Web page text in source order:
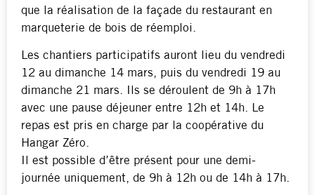
que la réalisation de la façade du restaurant en
marqueterie de bois de réemploi.
Les chantiers participatifs auront lieu du vendredi
12 au dimanche 14 mars, puis du vendredi 19 au
dimanche 21 mars. Ils se déroulent de 9h à 17h
avec une pause déjeuner entre 12h et 14h. Le
repas est pris en charge par la coopérative du
Hangar Zéro.
Il est possible d’être présent pour une demi-
journée uniquement, de 9h à 12h ou de 14h à 17h.